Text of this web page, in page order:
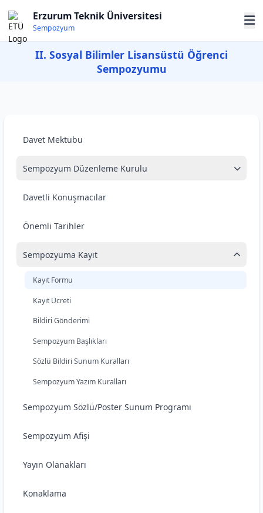
Erzurum Teknik Üniversitesi
Sempozyum
II. Sosyal Bilimler Lisansüstü Öğrenci
Sempozyumu
Davet Mektubu
Sempozyum Düzenleme Kurulu
Davetli Konuşmacılar
Önemli Tarihler
Sempozyuma Kayıt
Kayıt Formu
Kayıt Ücreti
Bildiri Gönderimi
Sempozyum Başlıkları
Sözlü Bildiri Sunum Kuralları
Sempozyum Yazım Kuralları
Sempozyum Sözlü/Poster Sunum Programı
Sempozyum Afişi
Yayın Olanakları
Konaklama